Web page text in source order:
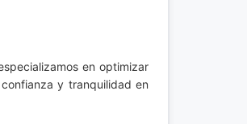
en optimizar
y tranquilidad en